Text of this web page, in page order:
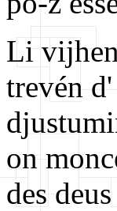
Li
trevén
on
des